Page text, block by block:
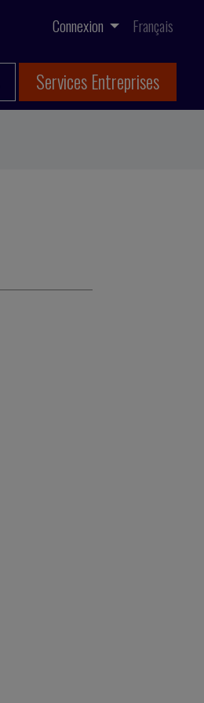
Connexion Français
Services Entreprises